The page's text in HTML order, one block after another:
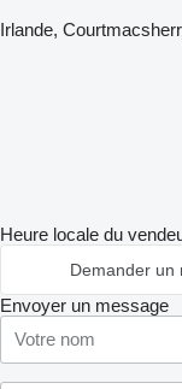
Irlande,
Heure locale du
Demander un
Envoyer un message